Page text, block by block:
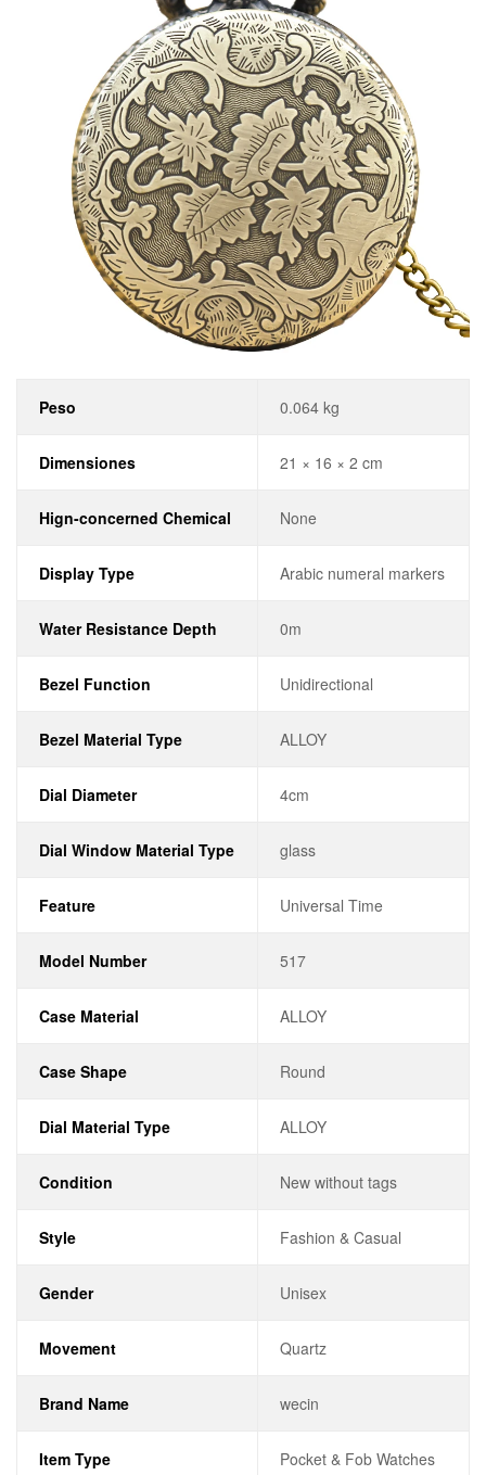
Peso 0.064 kg
Dimensiones 21 × 16 × 2 cm
Hign-concerned Chemical None
Display Type Arabic numeral markers
Water Resistance Depth 0m
Bezel Function Unidirectional
Bezel Material Type ALLOY
Dial Diameter 4cm
Dial Window Material Type glass
Feature Universal Time
Model Number 517
Case Material ALLOY
Case Shape Round
Dial Material Type ALLOY
Condition New without tags
Style Fashion & Casual
Gender Unisex
Movement Quartz
Brand Name wecin
Item Type Pocket & Fob Watches